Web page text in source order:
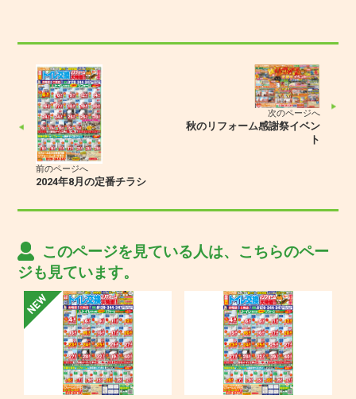
前のページへ
2024年8月の定番チラシ
次のページへ
秋のリフォーム感謝祭イベン
ト
このページを見ている人は、こちらのペー
ジも見ています。